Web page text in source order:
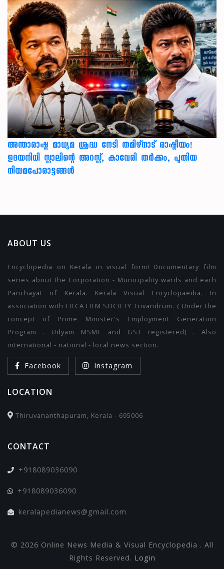
അന്താരാഷ്ട്ര മാധ്യമ ശ്രദ്ധ നേടി തമിഴ്‌നാട് രാഷ്ട്രീയം!
ഉദയനിധി സ്റ്റാലിന്റെ അറസ്റ്റ്, കാവേരി തർക്കം, പുതിയ
നിയമപോരാട്ടങ്ങൾ
ABOUT US
Encyclopedia on Kerala in visual form! Documentary film
series about the Corporation - Municipality wards and each
Panchayat of Kerala. Kerala Visual Encyclopaedia. In
association with FILCA FILM SOCIETY Trivandrum. ( Under the
concept of Prime Minister's Employment Generation
Program . Udyam MSME and GST registered) . Also
international - national - local news section.
Facebook Instagram
LOCATION
Thiruvananthapuram, Kerala - 695006
CONTACT
+918089036090
+918089036090
keralapedianews@gmail.com
© 2026 Online News Media & Visual Encyclopedia . All
Rights Reserved. Login